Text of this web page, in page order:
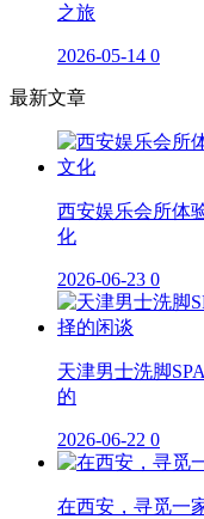
之旅
2026-05-14 0
最新文章
西安娱乐会所体
化
2026-06-23 0
天津男士洗脚
的
2026-06-22 0
在西安，寻觅一